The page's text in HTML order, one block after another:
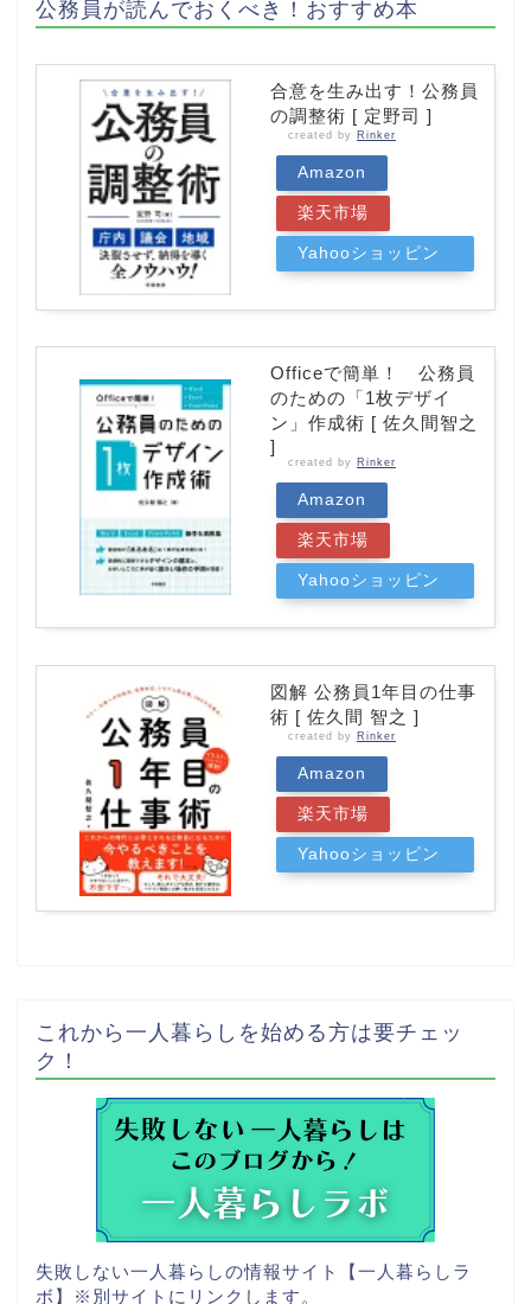
公務員が読んでおくべき！おすすめ本
合意を生み出す！公務員
の調整術 [ 定野司 ]
created by Rinker
Amazon
楽天市場
Yahooショッピン
Officeで簡単！ 公務員
のための「1枚デザイ
ン」作成術 [ 佐久間智之
]
created by Rinker
Amazon
楽天市場
Yahooショッピン
図解 公務員1年目の仕事
術 [ 佐久間 智之 ]
created by Rinker
Amazon
楽天市場
Yahooショッピン
これから一人暮らしを始める方は要チェッ
ク！
失敗しない一人暮らしの情報サイト【一人暮らしラ
ボ】
※別サイトにリンクします。